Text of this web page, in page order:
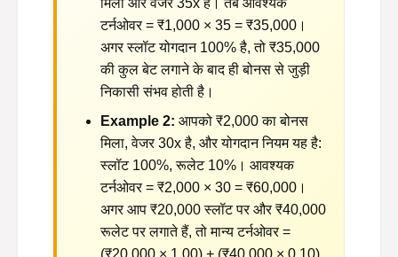
मिला और वेजर 35x है। तब आवश्यक
टर्नओवर = ₹1,000 × 35 = ₹35,000।
अगर स्लॉट योगदान 100% है, तो ₹35,000
की कुल बेट लगाने के बाद ही बोनस से जुड़ी
निकासी संभव होती है।
Example 2: आपको ₹2,000 का बोनस
मिला, वेजर 30x है, और योगदान नियम यह है:
स्लॉट 100%, रूलेट 10%। आवश्यक
टर्नओवर = ₹2,000 × 30 = ₹60,000।
अगर आप ₹20,000 स्लॉट पर और ₹40,000
रूलेट पर लगाते हैं, तो मान्य टर्नओवर =